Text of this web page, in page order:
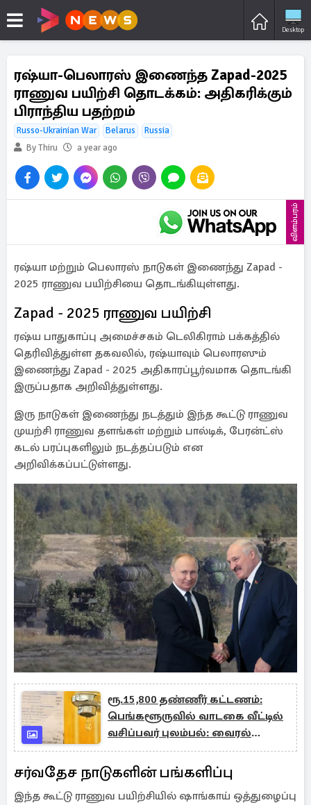
Desktop
ரஷ்யா-பெலாரஸ் இணைந்த Zapad-2025
ராணுவ பயிற்சி தொடக்கம்: அதிகரிக்கும்
பிராந்திய பதற்றம்
Russo-Ukrainian War Belarus
Russia
By Thiru
a year ago
விளம்பரம்
ரஷ்யா மற்றும் பெலாரஸ் நாடுகள் இணைந்து Zapad -
2025 ராணுவ பயிற்சியை தொடங்கியுள்ளது.
Zapad - 2025 ராணுவ பயிற்சி
ரஷ்ய பாதுகாப்பு அமைச்சகம் டெலிகிராம் பக்கத்தில்
தெரிவித்துள்ள தகவலில், ரஷ்யாவும் பெலாரஸும்
இணைந்து Zapad - 2025 அதிகாரப்பூர்வமாக தொடங்கி
இருப்பதாக அறிவித்துள்ளது.
இரு நாடுகள் இணைந்து நடத்தும் இந்த கூட்டு ராணுவ
முயற்சி ராணுவ தளங்கள் மற்றும் பால்டிக், பேரன்ட்ஸ்
கடல் பரப்புகளிலும் நடத்தப்படும் என
அறிவிக்கப்பட்டுள்ளது.
ரூ.15,800 தண்ணீர் கட்டணம்:
பெங்களூருவில் வாடகை வீட்டில்
வசிப்பவர் புலம்பல்: வைரல்
புகைப்படம்
சர்வதேச நாடுகளின் பங்களிப்பு
இந்த கூட்டு ராணுவ பயிற்சியில் ஷாங்காய் ஒத்துழைப்பு